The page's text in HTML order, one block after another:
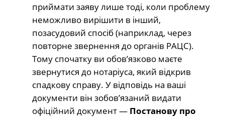
приймати заяву лише тоді, коли проблему
неможливо вирішити в інший,
позасудовий спосіб (наприклад, через
повторне звернення до органів РАЦС).
Тому спочатку ви обов’язково маєте
звернутися до нотаріуса, який відкрив
спадкову справу. У відповідь на ваші
документи він зобов’язаний видати
офіційний документ — Постанову про